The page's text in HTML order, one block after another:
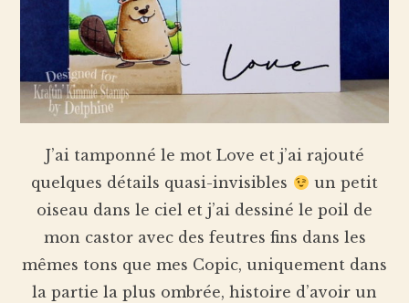
J’ai tamponné le mot Love et j’ai rajouté
quelques détails quasi-invisibles
un petit
oiseau dans le ciel et j’ai dessiné le poil de
mon castor avec des feutres fins dans les
mêmes tons que mes Copic, uniquement dans
la partie la plus ombrée, histoire d’avoir un